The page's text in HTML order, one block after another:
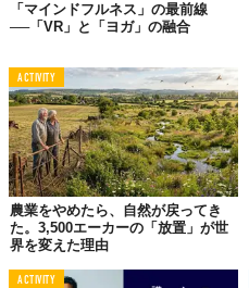
「マインドフルネス」の最前線
──「VR」と「ヨガ」の融合
ACTIVITY
農業をやめたら、自然が戻ってき
た。3,500エーカーの「放置」が世
界を変えた理由
ACTIVITY